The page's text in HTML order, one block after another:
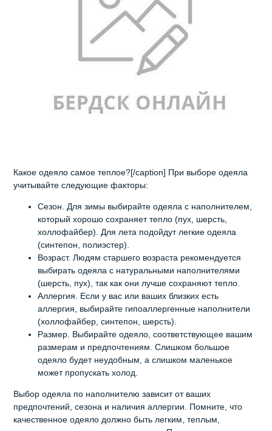
Какое одеяло самое теплое?[/caption] При выборе одеяла
учитывайте следующие факторы:
Сезон. Для зимы выбирайте одеяла с наполнителем,
который хорошо сохраняет тепло (пух, шерсть,
холлофайбер). Для лета подойдут легкие одеяла
(синтепон, полиэстер).
Возраст. Людям старшего возраста рекомендуется
выбирать одеяла с натуральными наполнителями
(шерсть, пух), так как они лучше сохраняют тепло.
Аллергия. Если у вас или ваших близких есть
аллергия, выбирайте гипоаллергенные наполнители
(холлофайбер, синтепон, шерсть).
Размер. Выбирайте одеяло, соответствующее вашим
размерам и предпочтениям. Слишком большое
одеяло будет неудобным, а слишком маленькое
может пропускать холод.
Выбор одеяла по наполнителю зависит от ваших
предпочтений, сезона и наличия аллергии. Помните, что
качественное одеяло должно быть легким, теплым,